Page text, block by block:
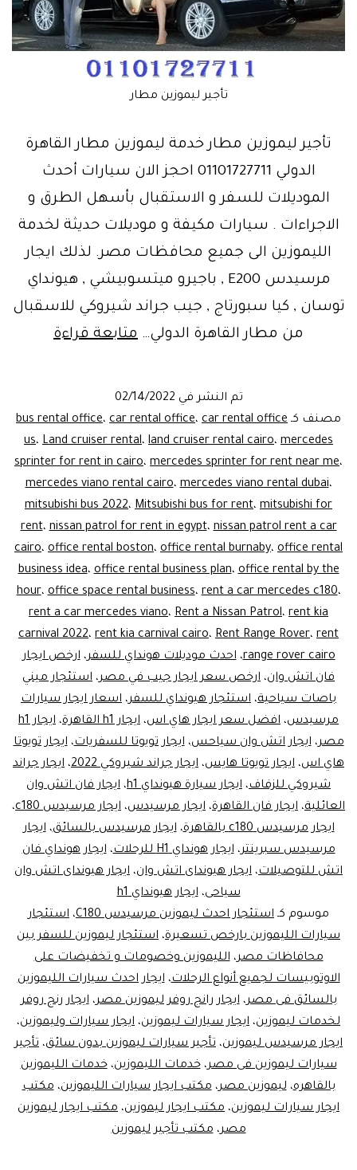
تأجير ليموزين مطار
تأجير ليموزين مطار خدمة ليموزين مطار القاهرة
الدولي 01101727711 احجز الان سيارات أحدث
الموديلات للسفر و الاستقبال بأسهل الطرق و
الاجراءات . سيارات مكيفة و موديلات حديثة لخدمة
الليموزين الى جميع محافظات مصر. لذلك ايجار
مرسيدس E200 , باجيرو ميتسوبيشي , هيونداي
توسان , كيا سبورتاج , جيب جراند شيروكي للاسقبال
من مطار القاهرة الدولي… متابعة قراءةمرحبًا
مطار
ليموزين
مصر
تم النشر في 02/14/2022
مصنف كـ
bus rental office، car rental office، car rental office
us، Land cruiser rental، land cruiser rental cairo، mercedes
sprinter for rent in cairo، mercedes sprinter for rent near me،
mercedes viano rental cairo،mercedes viano rental dubai،
mitsubishi bus 2022، Mitsubishi bus for rent، mitsubishi for
rent،nissan patrol for rent in egypt،nissan patrol rent a car
cairo، office rental boston، office rental burnaby، office rental
business idea،office rental business plan،office rental by the
hour،office space rental business،rent a car mercedes c180،
rent a car mercedes viano، Rent a Nissan Patrol، rent kia
carnival 2022، rent kia carnival cairo، Rent Range Rover، rent
range rover cairo،احدث موديلات هونداي للسفر،ارخص ايجار
فان اتش وان، ارخص سعر ايجار جيب في مصر، استئجار ميني
باصات سياحية، استئجار هيونداي للسفر، اسعار ايجار سيارات
مرسيدس، افضل سعر ايجار هاي اس، ايجار h1 القاهرة ،
ايجار h1
مصر،ايجار اتش وان سياحس،ايجار تويوتا للسفريات،ايجار تويوتا
هاي اس، ايجار تويوتا هايس، ايجار جراند شيروكي 2022 ، ايجار جراند
شيروكي للزفاف، ايجار سيارة هيونداي h1 ، ايجار فان اتش وان
العائلية، ايجار فان القاهرة، ايجار مرسيدس، ايجار مرسيدس c180
،
ايجار مرسيدس c180 بالقاهرة
،ايجار مرسيدس بالسائق،ايجار
مرسيدس سبرينتر،ايجار هونداي H1 للرحلات ،ايجار هونداي فان
اتش للتوصيلات، ايجار هيونداى اتش وان، ايجار هيونداى اتش وان
سياحى،ايجار هيونداي h1
موسوم كـ استئجار احدث ليموزين مرسيدس C180 ، استئجار
سيارات الليموزين بارخص تسعيرة، استئجار ليموزين للسفر بين
محافاظات مصر،الليموزين وخصومات و تخفيضات على
الاوتوبيسات لجميع أنواع الرحلات،ايجار احدث سيارات الليموزين
بالسائق فى مصر،ايجار رانج روفر ليموزين مصر،ايجار رنج روفر
لخدمات ليموزين، ايجار سيارات ليموزين، ايجار سيارات وليموزين،
ايجار مرسيدس ليموزين، تأجير سيارات ليموزين بدون سائق، تأجير
سيارات ليموزين فى مصر،خدمات الليموزين،خدمات الليموزين
بالقاهره،ليموزين مصر،مكتب ايجار سيارات الليموزين،مكتب
ايجار سيارات ليموزين، مكتب ايجار ليموزين، مكتب ايجار ليموزين
مصر،مكتب تأجير ليموزين